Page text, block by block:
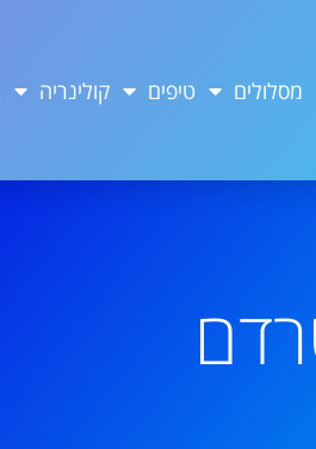
מסלולים טיפים קולינריה